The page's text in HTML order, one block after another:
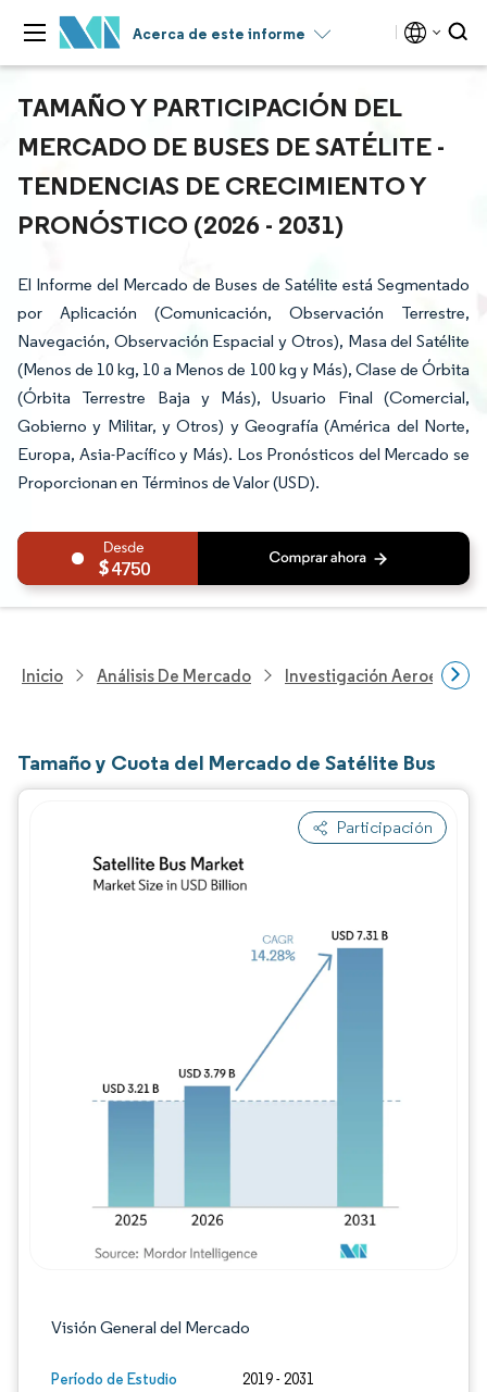
Acerca de este informe
TAMAÑO Y PARTICIPACIÓN DEL
MERCADO DE BUSES DE SATÉLITE -
TENDENCIAS DE CRECIMIENTO Y
PRONÓSTICO (2026 - 2031)
El Informe del Mercado de Buses de Satélite está Segmentado
por Aplicación (Comunicación, Observación Terrestre,
Navegación, Observación Espacial y Otros), Masa del Satélite
(Menos de 10 kg, 10 a Menos de 100 kg y Más), Clase de Órbita
(Órbita Terrestre Baja y Más), Usuario Final (Comercial,
Gobierno y Militar, y Otros) y Geografía (América del Norte,
Europa, Asia-Pacífico y Más). Los Pronósticos del Mercado se
Proporcionan en Términos de Valor (USD).
4750
Inicio Análisis De Mercado Investigación
Tamaño y Cuota del Mercado de Satélite Bus
Participación
Visión General del Mercado
Período de Estudio 2019 - 2031
Imagen © Mordor Intelligence. El uso